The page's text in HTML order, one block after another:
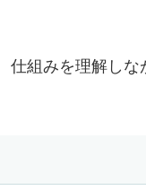
組みを理解しな